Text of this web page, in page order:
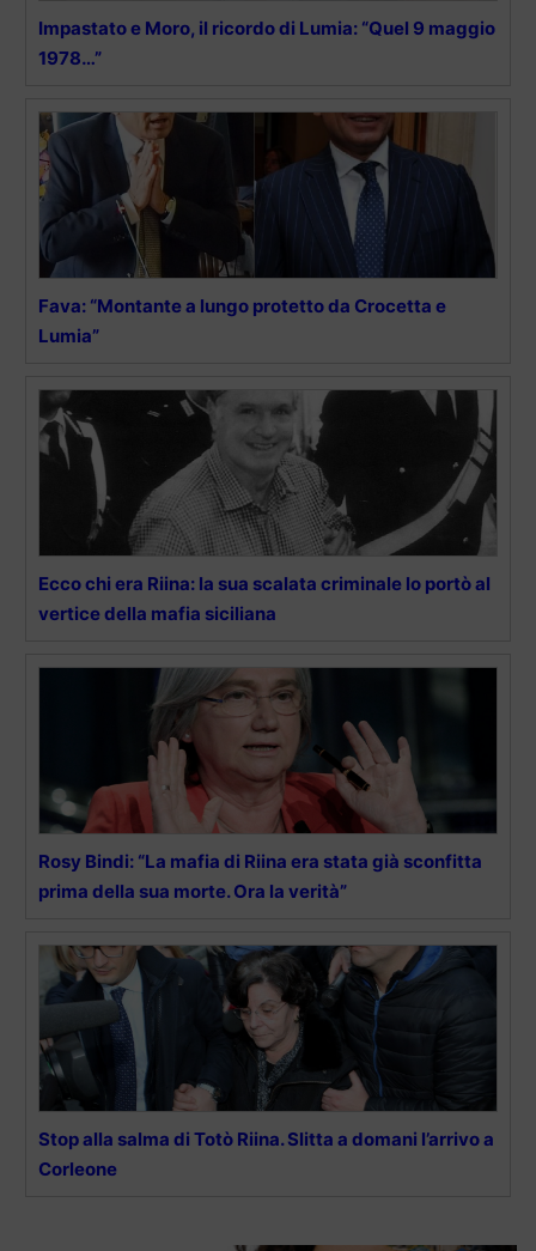
Impastato e Moro, il ricordo di Lumia: “Quel 9 maggio
1978…”
Fava: “Montante a lungo protetto da Crocetta e
Lumia”
Ecco chi era Riina: la sua scalata criminale lo portò al
vertice della mafia siciliana
Rosy Bindi: “La mafia di Riina era stata già sconfitta
prima della sua morte. Ora la verità”
Stop alla salma di Totò Riina. Slitta a domani l’arrivo a
Corleone